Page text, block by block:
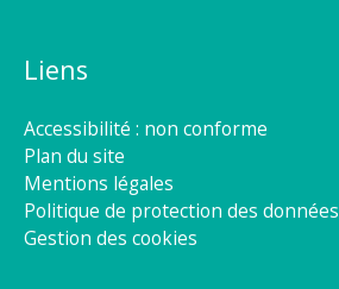
Liens
Accessibilité : non conforme
Plan du site
Mentions légales
Politique de protection des données
Gestion des cookies